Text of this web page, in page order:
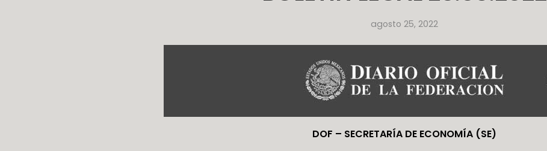
agosto 25, 2022
DOF – SECRETARÍA DE ECONOMÍA (SE)